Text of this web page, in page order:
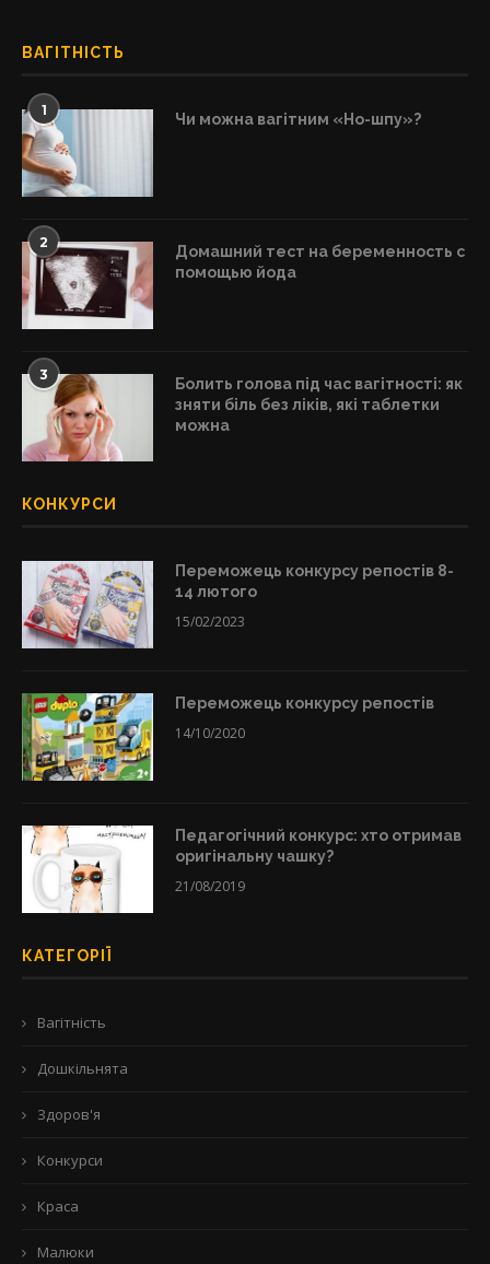
ВАГІТНІСТЬ
1 Чи можна вагітним «Но-шпу»?
2
Домашний тест на беременность с
помощью йода
3
Болить голова під час вагітності: як
зняти біль без ліків, які таблетки
можна
КОНКУРСИ
Переможець конкурсу репостів 8-
14 лютого
15/02/2023
Переможець конкурсу репостів
14/10/2020
Педагогічний конкурс: хто отримав
оригінальну чашку?
21/08/2019
КАТЕГОРІЇ
Вагітність
Дошкільнята
Здоров'я
Конкурси
Краса
Малюки